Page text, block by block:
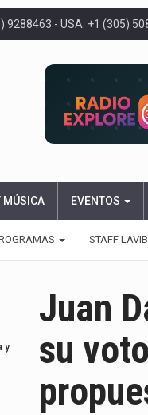
9288463 - USA. +1 (305)
MÚSICA EVENTOS
STAFF
Juan
su
y